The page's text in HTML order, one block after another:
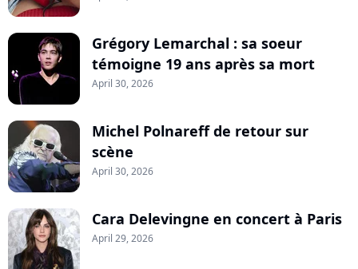
Grégory Lemarchal : sa soeur
témoigne 19 ans après sa mort
April 30, 2026
Michel Polnareff de retour sur
scène
April 30, 2026
Cara Delevingne en concert à Paris
April 29, 2026